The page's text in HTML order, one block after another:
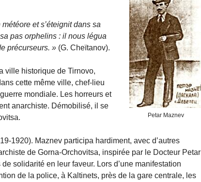
Petar Maznev
et s’éteignit dans sa
pas orphelins : il nous légua
précurseurs.
(G. Cheïtanov).
ville historique de Tirnovo,
cette même ville, chef-lieu
mondiale. Les horreurs et
anarchiste. Démobilisé, il se
1920). Maznev participa hardiment, avec d’autres
de Gorna-Orchovitsa, inspirée par le Docteur Petar
solidarité en leur faveur. Lors d’une manifestation
de la police, à Kaltinets, près de la gare centrale, les